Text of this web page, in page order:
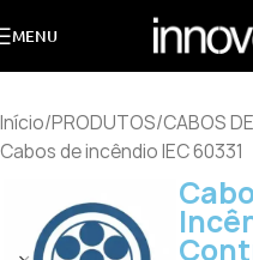
MENU
Início/PRODUTOS/CABOS
Cabos de incêndio IEC 60331